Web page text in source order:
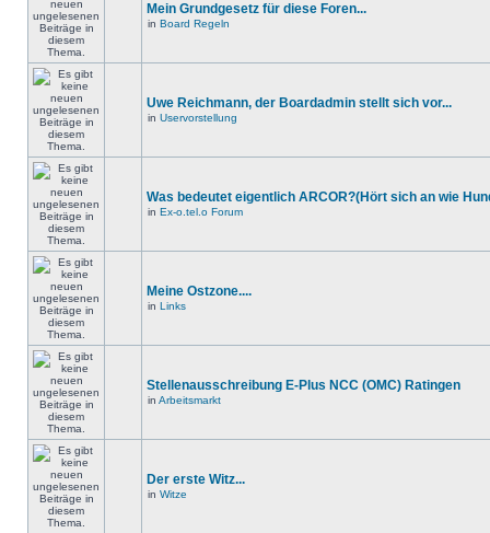
Mein Grundgesetz für diese Foren...
in Board Regeln
Uwe Reichmann, der Boardadmin stellt sich vor...
in Uservorstellung
Was bedeutet eigentlich ARCOR?(Hört sich an wie
in Ex-o.tel.o Forum
Meine Ostzone....
in Links
Stellenausschreibung E-Plus NCC (OMC) Ratingen
in Arbeitsmarkt
Der erste Witz...
in Witze